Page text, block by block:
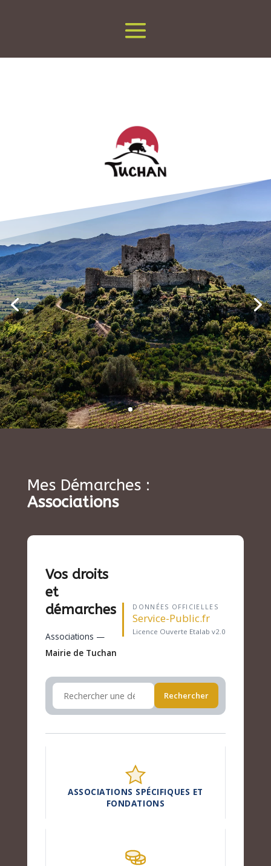
Mes Démarches :
Associations
Vos droits
et
démarches
Associations —
Mairie de Tuchan
DONNÉES OFFICIELLES
Service-Public.fr
Licence Ouverte Etalab v2.0
Rechercher
ASSOCIATIONS SPÉCIFIQUES ET
FONDATIONS